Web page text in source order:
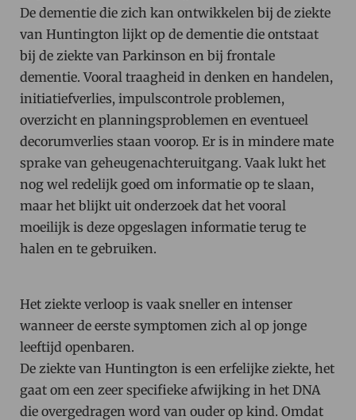
De dementie die zich kan ontwikkelen bij de ziekte
van Huntington lijkt op de dementie die ontstaat
bij de ziekte van Parkinson en bij frontale
dementie. Vooral traagheid in denken en handelen,
initiatiefverlies, impulscontrole problemen,
overzicht en planningsproblemen en eventueel
decorumverlies staan voorop. Er is in mindere mate
sprake van geheugenachteruitgang. Vaak lukt het
nog wel redelijk goed om informatie op te slaan,
maar het blijkt uit onderzoek dat het vooral
moeilijk is deze opgeslagen informatie terug te
halen en te gebruiken.
Het ziekte verloop is vaak sneller en intenser
wanneer de eerste symptomen zich al op jonge
leeftijd openbaren.
De ziekte van Huntington is een erfelijke ziekte, het
gaat om een zeer specifieke afwijking in het DNA
die overgedragen word van ouder op kind. Omdat